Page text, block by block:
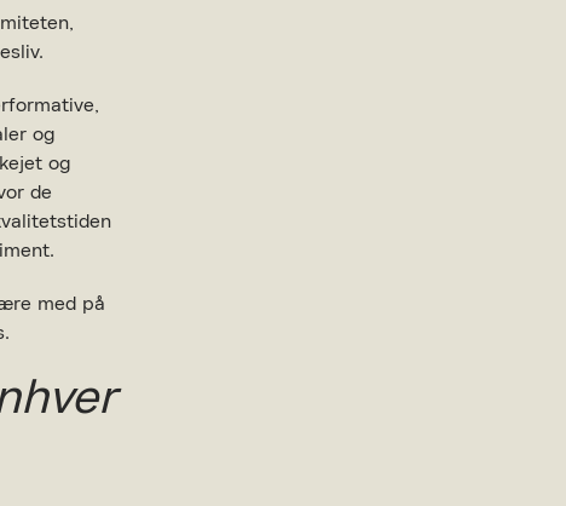
og
og
de
med på